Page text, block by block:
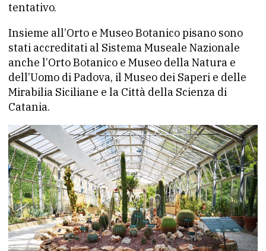
tentativo.
Insieme all’Orto e Museo Botanico pisano sono
stati accreditati al Sistema Museale Nazionale
anche l’Orto Botanico e Museo della Natura e
dell’Uomo di Padova, il Museo dei Saperi e delle
Mirabilia Siciliane e la Città della Scienza di
Catania.